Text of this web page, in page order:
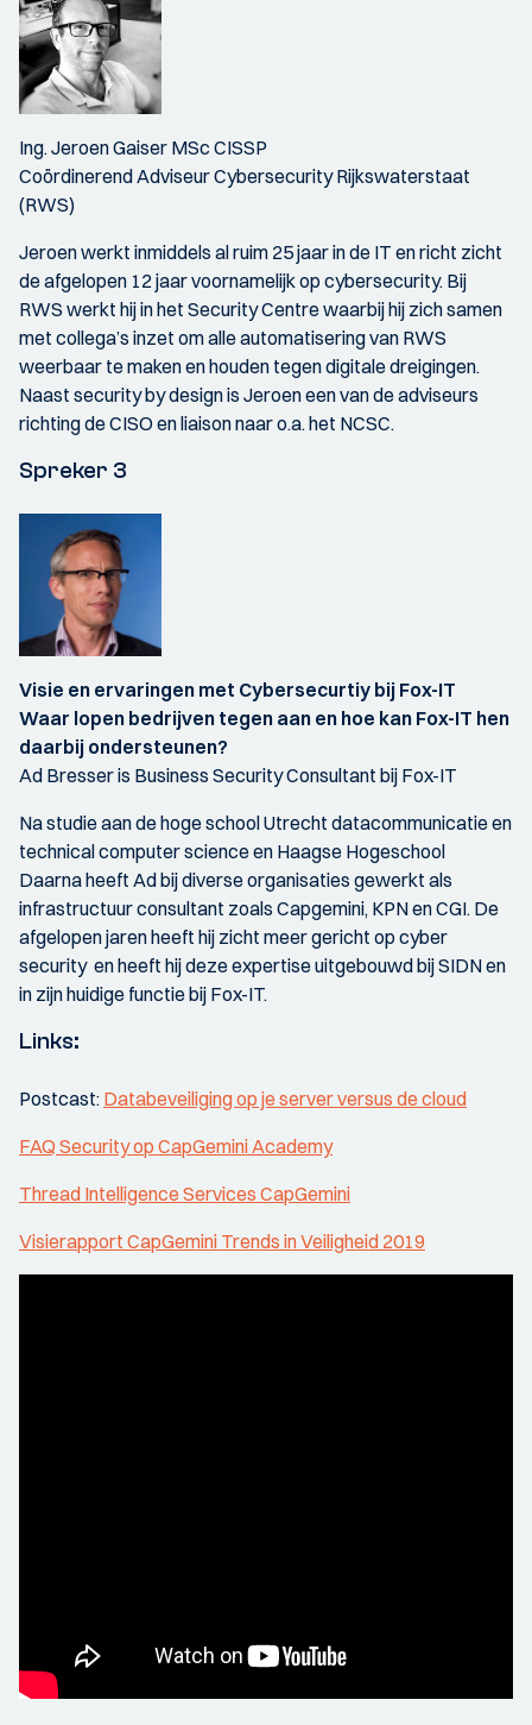
Ing. Jeroen Gaiser MSc CISSP
Coördinerend Adviseur Cybersecurity Rijkswaterstaat
(RWS)
Jeroen werkt inmiddels al ruim 25 jaar in de IT en richt zicht
de afgelopen 12 jaar voornamelijk op cybersecurity. Bij
RWS werkt hij in het Security Centre waarbij hij zich samen
met collega’s inzet om alle automatisering van RWS
weerbaar te maken en houden tegen digitale dreigingen.
Naast security by design is Jeroen een van de adviseurs
richting de CISO en liaison naar o.a. het NCSC.
Spreker 3
Visie en ervaringen met Cybersecurtiy bij Fox-IT
Waar lopen bedrijven tegen aan en hoe kan Fox-IT hen
daarbij ondersteunen?
Ad Bresser is Business Security Consultant bij Fox-IT
Na studie aan de hoge school Utrecht datacommunicatie en
technical computer science en Haagse Hogeschool
Daarna heeft Ad bij diverse organisaties gewerkt als
infrastructuur consultant zoals Capgemini, KPN en CGI. De
afgelopen jaren heeft hij zicht meer gericht op cyber
security en heeft hij deze expertise uitgebouwd bij SIDN en
in zijn huidige functie bij Fox-IT.
Links:
Postcast: Databeveiliging op je server versus de cloud
FAQ Security op CapGemini Academy
Thread Intelligence Services CapGemini
Visierapport CapGemini Trends in Veiligheid 2019